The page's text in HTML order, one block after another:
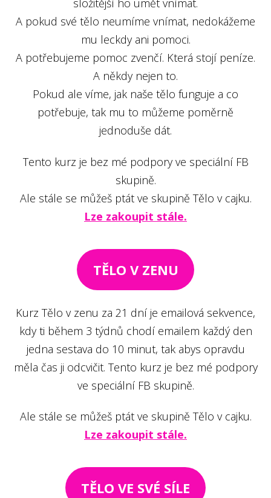
složitější ho umět vnímat.
A pokud své tělo neumíme vnímat, nedokážeme
mu leckdy ani pomoci.
A potřebujeme pomoc zvenčí. Která stojí peníze.
A někdy nejen to.
Pokud ale víme, jak naše tělo funguje a co
potřebuje, tak mu to můžeme poměrně
jednoduše dát.
Tento kurz je bez mé podpory ve speciální FB
skupině.
Ale stále se můžeš ptát ve skupině Tělo v cajku.
Lze zakoupit stále.
TĚLO V ZENU
Kurz Tělo v zenu za 21 dní je emailová sekvence,
kdy ti během 3 týdnů chodí emailem každý den
jedna sestava do 10 minut, tak abys opravdu
měla čas ji odcvičit. Tento kurz je bez mé podpory
ve speciální FB skupině.
Ale stále se můžeš ptát ve skupině Tělo v cajku.
Lze zakoupit stále.
TĚLO VE SVÉ SÍLE